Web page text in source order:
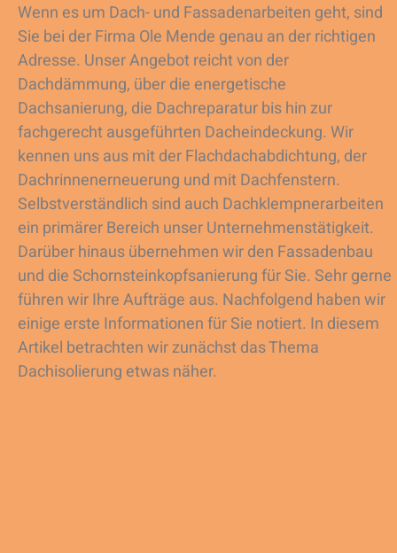
Wenn es um Dach- und Fassadenarbeiten geht, sind
Sie bei der Firma Ole Mende genau an der richtigen
Adresse. Unser Angebot reicht von der
Dachdämmung, über die energetische
Dachsanierung, die Dachreparatur bis hin zur
fachgerecht ausgeführten Dacheindeckung. Wir
kennen uns aus mit der Flachdachabdichtung, der
Dachrinnenerneuerung und mit Dachfenstern.
Selbstverständlich sind auch Dachklempnerarbeiten
ein primärer Bereich unser Unternehmenstätigkeit.
Darüber hinaus übernehmen wir den Fassadenbau
und die Schornsteinkopfsanierung für Sie. Sehr gerne
führen wir Ihre Aufträge aus. Nachfolgend haben wir
einige erste Informationen für Sie notiert. In diesem
Artikel betrachten wir zunächst das Thema
Dachisolierung etwas näher.